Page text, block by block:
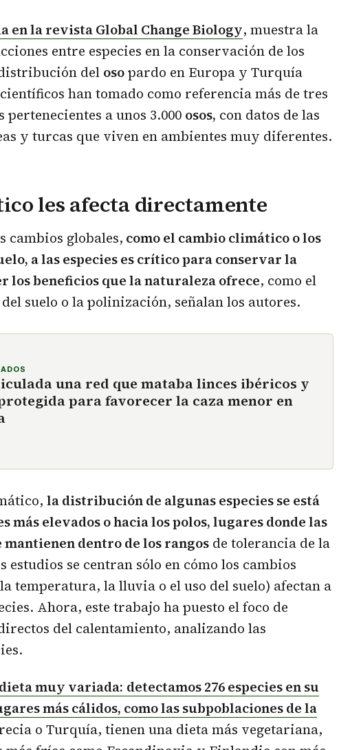
en la revista Global Change Biology, muestra la
entre especies en la conservación de los
del osopardo en Europa y Turquía
han tomado como referencia más de tres
a unos 3.000 osos, con datos de las
y turcas que viven en ambientes muy diferentes.
les afecta directamente
cambios globales, como el cambio climático o los
a las especies es crítico para conservar la
los beneficios que la naturaleza ofrece, como el
suelo o la polinización, señalan los autores.
una red que mataba linces ibéricos y
para favorecer la caza menor en
la distribución de algunas especies se está
más elevados o hacia los polos, lugares donde las
dentro de los rangos de tolerancia de la
estudios se centran sólo en cómo los cambios
temperatura, la lluvia o el uso del suelo) afectan a
Ahora, este trabajo ha puesto el foco de
del calentamiento, analizando las
muy variada: detectamos 276 especies en su
más cálidos, como las subpoblaciones de la
o Turquía, tienen una dieta más vegetariana,